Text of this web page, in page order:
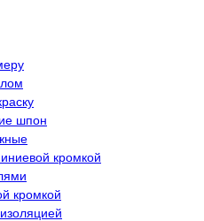
шпон
кромкой
кромкой